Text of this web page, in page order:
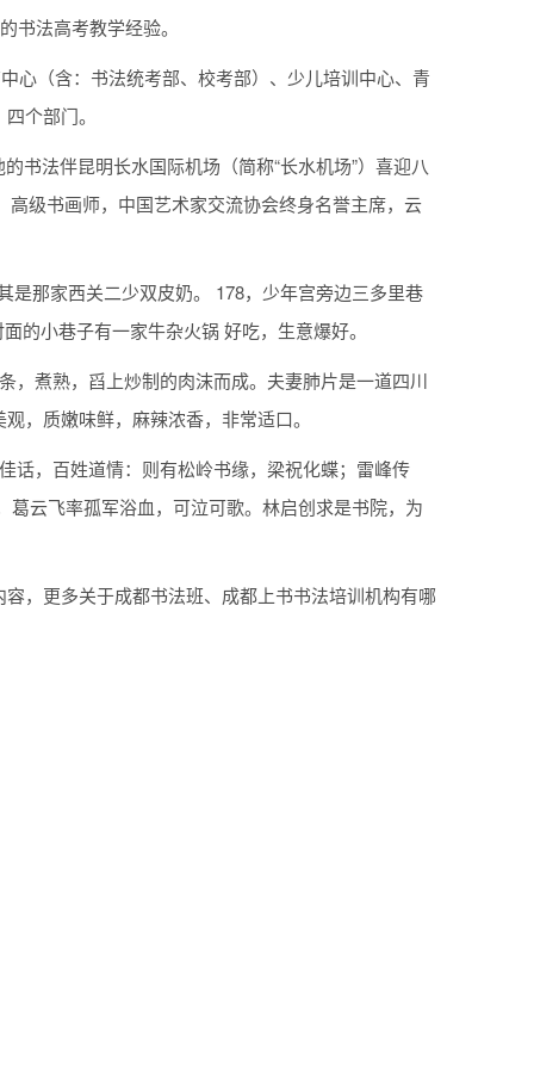
书法高考教学经验。
心（含：书法统考部、校考部）、少儿培训中心、青
个部门。
书法伴昆明长水国际机场（简称“长水机场”）喜迎八
级书画师，中国艺术家交流协会终身名誉主席，云
是那家西关二少双皮奶。 178，少年宫旁边三多里巷
的小巷子有一家牛杂火锅 好吃，生意爆好。
，煮熟，舀上炒制的肉沫而成。夫妻肺片是一道四川
，质嫩味鲜，麻辣浓香，非常适口。
话，百姓道情：则有松岭书缘，梁祝化蝶；雷峰传
云飞率孤军浴血，可泣可歌。林启创求是书院，为
，更多关于成都书法班、成都上书书法培训机构有哪